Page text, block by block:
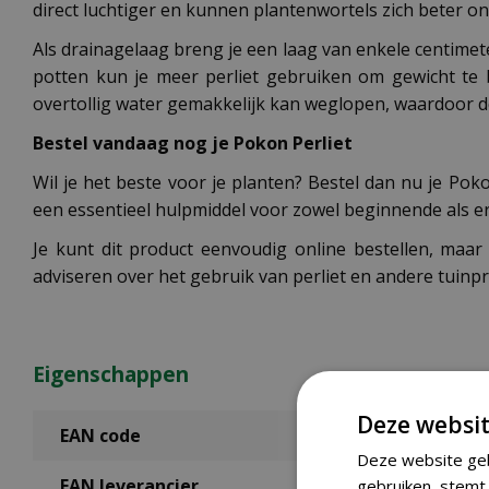
direct luchtiger en kunnen plantenwortels zich beter
Als drainagelaag breng je een laag van enkele
potten kun je meer perliet gebruiken om gewicht
overtollig water gemakkelijk kan weglopen, waardoor
Bestel vandaag nog je Pokon Perliet
Wil je het beste voor je planten? Bestel dan nu je
een essentieel hulpmiddel voor zowel beginnende als
Je kunt dit product eenvoudig online bestellen,
adviseren over het gebruik van perliet en andere
Eigenschappen
EAN code Deze
Deze website